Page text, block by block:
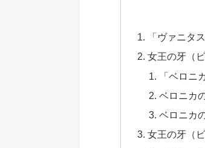
「ヴァニタ
女王の牙（
「ベロニ
ベロニカ
ベロニカ
女王の牙（